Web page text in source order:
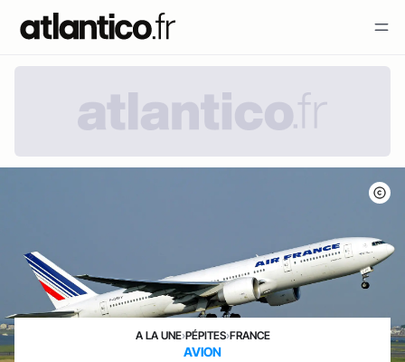
A LA UNE›PÉPITES›FRANCE
AVION